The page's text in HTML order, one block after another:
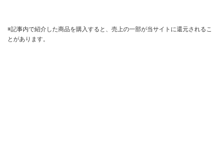
※記事内で紹介した商品を購入すると、売上の一部が当サイトに還元されるこ
とがあります。